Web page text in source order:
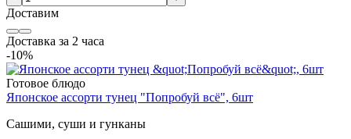
Доставим
Доставка за 2 часа
-10%
Готовое блюдо
Японское ассорти тунец "Попробуй всё", 6шт
Сашими, суши и гунканы